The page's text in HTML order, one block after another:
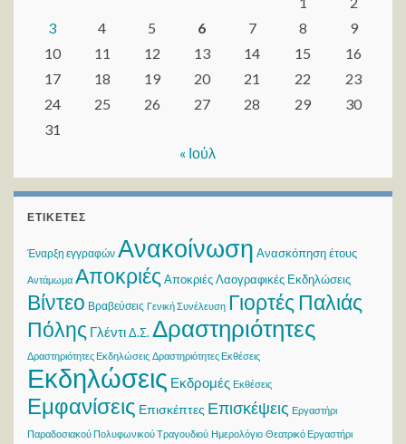
3
4 5 6 7 8
9
10
11 12 13 14 15
16
17
18 19 20 21 22
23
24
25 26 27 28 29
30
31
« Ιούλ
ΕΤΙΚΈΤΕΣ
Έναρξη εγγραφών Ανακοίνωση Ανασκόπηση έτους
Αντάμωμα Αποκριές Αποκριές Λαογραφικές Εκδηλώσεις
Βίντεο Βραβεύσεις Γενική Συνέλευση Γιορτές Παλιάς
Πόλης ΓλέντιΔ.Σ. Δραστηριότητες
Δραστηριότητες Εκδηλώσεις Δραστηριότητες Εκθέσεις
Εκδηλώσεις Εκδρομές Εκθέσεις
Εμφανίσεις Επισκέπτες Επισκέψεις Εργαστήρι
Παραδοσιακού Πολυφωνικού Τραγουδιού Ημερολόγιο Θεατρικό Εργαστήρι